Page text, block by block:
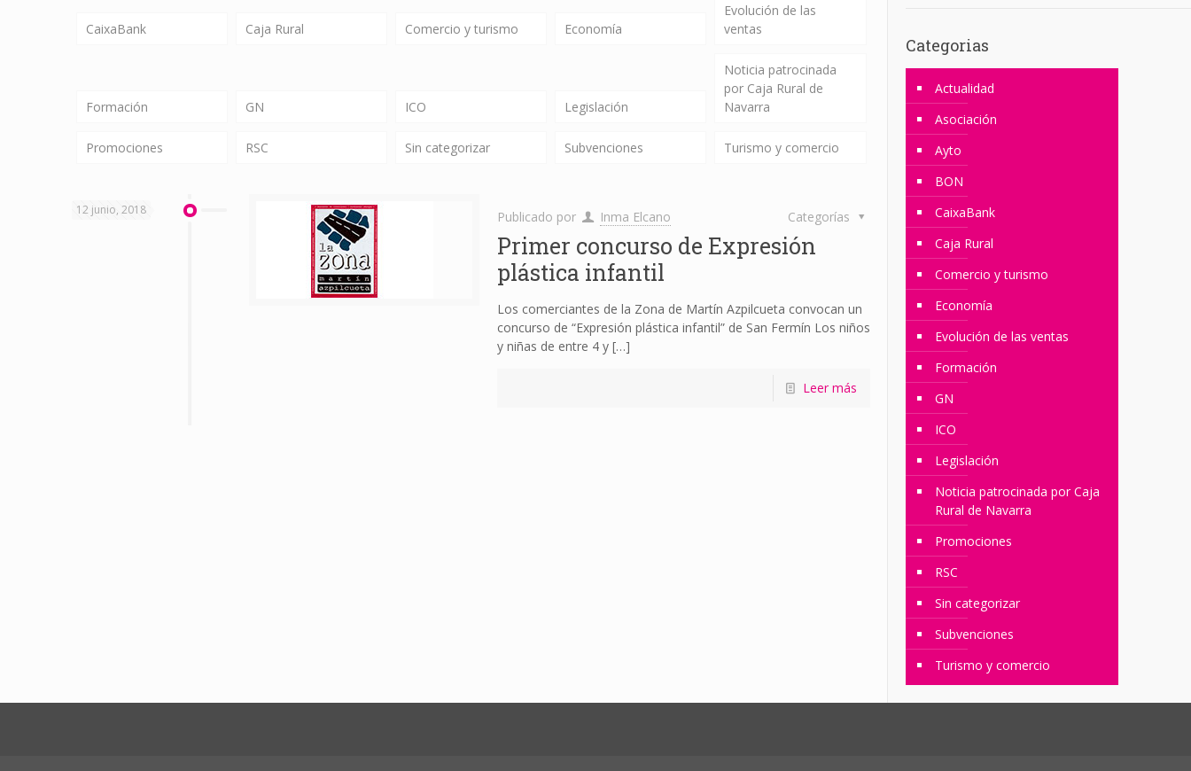
CaixaBank Caja Rural Comercio y turismo Economía
Evolución de las
ventas
Formación GN ICO Legislación
Noticia patrocinada
por Caja Rural de
Navarra
Promociones RSC Sin categorizar Subvenciones Turismo y comercio
12 junio, 2018 Publicado por Inma Elcano Categorías
Primer concurso de Expresión
plástica infantil
Los comerciantes de la Zona de Martín Azpilcueta convocan un
concurso de “Expresión plástica infantil” de San Fermín Los niños
y niñas de entre 4 y[…]
Leer más
Categorias
Actualidad
Asociación
Ayto
BON
CaixaBank
Caja Rural
Comercio y turismo
Economía
Evolución de las ventas
Formación
GN
ICO
Legislación
Noticia patrocinada por Caja
Rural de Navarra
Promociones
RSC
Sin categorizar
Subvenciones
Turismo y comercio